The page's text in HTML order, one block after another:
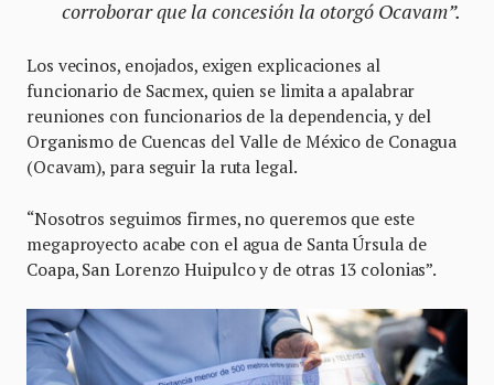
corroborar que la concesión la otorgó Ocavam”.
Los vecinos, enojados, exigen explicaciones al
funcionario de Sacmex, quien se limita a apalabrar
reuniones con funcionarios de la dependencia, y del
Organismo de Cuencas del Valle de México de Conagua
(Ocavam), para seguir la ruta legal.
“Nosotros seguimos firmes, no queremos que este
megaproyecto acabe con el agua de Santa Úrsula de
Coapa, San Lorenzo Huipulco y de otras 13 colonias”.